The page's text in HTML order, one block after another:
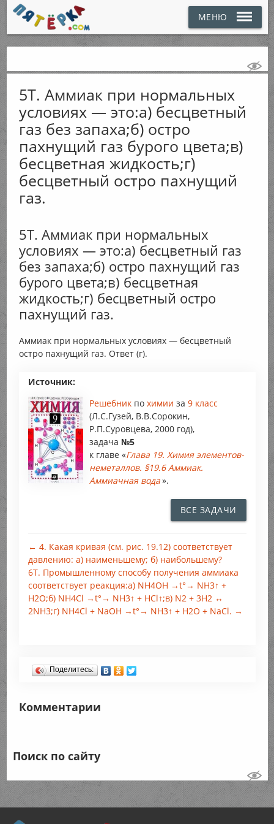
МЕНЮ
5Т. Аммиак при нормальных
условиях — это:а) бесцветный
газ без запаха;б) остро
пахнущий газ бурого цвета;в)
бесцветная жидкость;г)
бесцветный остро пахнущий
газ.
5Т. Аммиак при нормальных
условиях — это:а) бесцветный газ
без запаха;б) остро пахнущий газ
бурого цвета;в) бесцветная
жидкость;г) бесцветный остро
пахнущий газ.
Аммиак при нормальных условиях — бесцветный
остро пахнущий газ. Ответ (г).
Источник:
Решебник по химии за 9 класс
(Л.С.Гузей, В.В.Сорокин,
Р.П.Суровцева, 2000 год),
задача №5
к главе «Глава 19. Химия элементов-
неметаллов. §19.6 Аммиак.
Аммиачная вода».
ВСЕ ЗАДАЧИ
← 4. Какая кривая (см. рис. 19.12) соответствует
давлению: а) наименьшему; б) наибольшему?
6Т. Промышленному способу получения аммиака
соответствует реакция:а) NH4OH →t°→ NH3↑ +
Н2O;б) NH4Cl →t°→ NH3↑ + HCl↑;в) N2 + 3Н2 ↔
2NH3;г) NH4Cl + NaOH →t°→ NH3↑ + Н2O + NaCl. →
Поделитесь:
Комментарии
Поиск по сайту